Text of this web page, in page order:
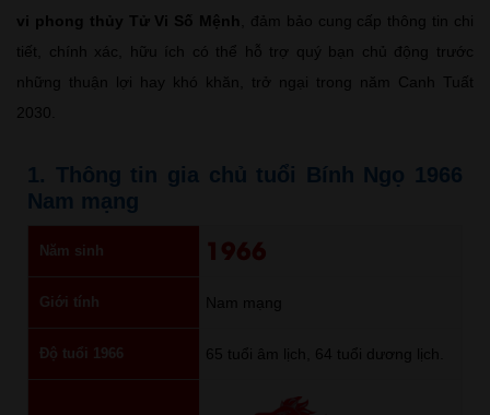
vi phong thủy Tử Vi Số Mệnh
, đảm bảo cung cấp thông tin chi
tiết, chính xác, hữu ích có thể hỗ trợ quý bạn chủ động trước
những thuận lợi hay khó khăn, trở ngại trong năm Canh Tuất
2030.
1. Thông tin gia chủ tuổi Bính Ngọ 1966
Nam mạng
Năm sinh 1966
Giới tính Nam mạng
Độ tuổi 1966 65 tuổi âm lịch, 64 tuổi dương lịch.